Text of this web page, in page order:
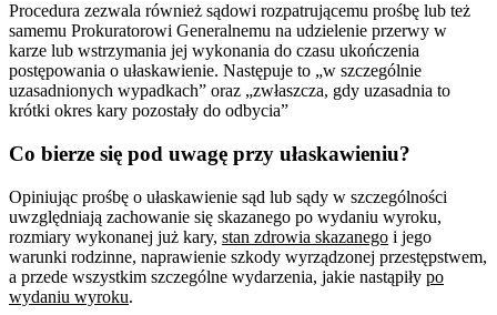
Procedura zezwala również sądowi rozpatrującemu prośbę lub też
samemu Prokuratorowi Generalnemu na udzielenie przerwy w
karze lub wstrzymania jej wykonania do czasu ukończenia
postępowania o ułaskawienie. Następuje to „w szczególnie
uzasadnionych wypadkach” oraz „zwłaszcza, gdy uzasadnia to
krótki okres kary pozostały do odbycia”
Co bierze się pod uwagę przy ułaskawieniu?
Opiniując prośbę o ułaskawienie sąd lub sądy w szczególności
uwzględniają zachowanie się skazanego po wydaniu wyroku,
rozmiary wykonanej już kary, stan zdrowia skazanego i jego
warunki rodzinne, naprawienie szkody wyrządzonej przestępstwem,
a przede wszystkim szczególne wydarzenia, jakie nastąpiły po
wydaniu wyroku.